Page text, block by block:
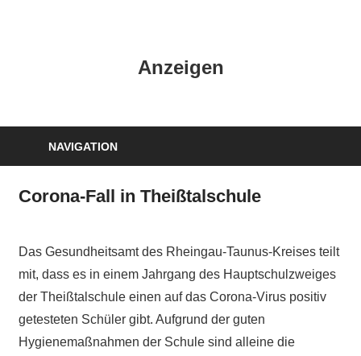
Anzeigen
NAVIGATION
Corona-Fall in Theißtalschule
Das Gesundheitsamt des Rheingau-Taunus-Kreises teilt
mit, dass es in einem Jahrgang des Hauptschulzweiges
der Theißtalschule einen auf das Corona-Virus positiv
getesteten Schüler gibt. Aufgrund der guten
Hygienemaßnahmen der Schule sind alleine die